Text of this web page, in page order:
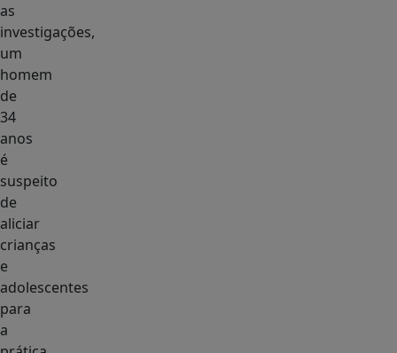
as
investigações,
um
homem
de
34
anos
é
suspeito
de
aliciar
crianças
e
adolescentes
para
a